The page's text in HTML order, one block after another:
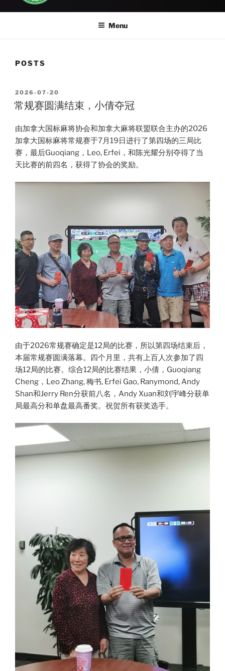
Menu
POSTS
POSTED
ON
2026-07-20
常规赛圆满结束，小倩夺冠
由加拿大国标麻将协会和加拿大麻将联盟联合主办的2026
加拿大国标麻将常规赛于7月19日进行了第四场的三局比
赛，最后Guoqiang，Leo, Erfei，和陈光耀分别夺得了当
天比赛的前四名，获得了协会的奖励。
由于2026常规赛确定是12局的比赛，所以第四场结束后，
本届常规赛圆满落幕。四个月里，共有上百人次参加了四
场12局的比赛。综合12局的比赛结果，小倩，Guoqiang
Cheng，Leo Zhang, 梅书, Erfei Gao, Ranymond, Andy
Shan和Jerry Ren分获前八名，Andy Xuan和刘宇峰分获单
局最高分和单盘最高番奖。祝贺所有获奖选手。